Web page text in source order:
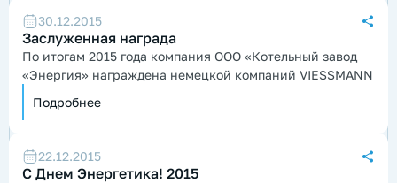
30.12.2015
Заслуженная награда
По итогам 2015 года компания ООО «Котельный завод
«Энергия» награждена немецкой компаний VIESSMANN
Подробнее
22.12.2015
С Днем Энергетика! 2015